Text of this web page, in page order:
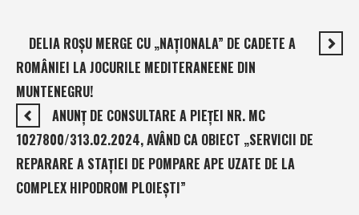
DELIA ROŞU MERGE CU „NAŢIONALA” DE CADETE A
ROMÂNIEI LA JOCURILE MEDITERANEENE DIN
MUNTENEGRU!
ANUNŢ DE CONSULTARE A PIEŢEI NR. MC
1027800/313.02.2024, AVÂND CA OBIECT „SERVICII DE
REPARARE A STAŢIEI DE POMPARE APE UZATE DE LA
COMPLEX HIPODROM PLOIEŞTI”